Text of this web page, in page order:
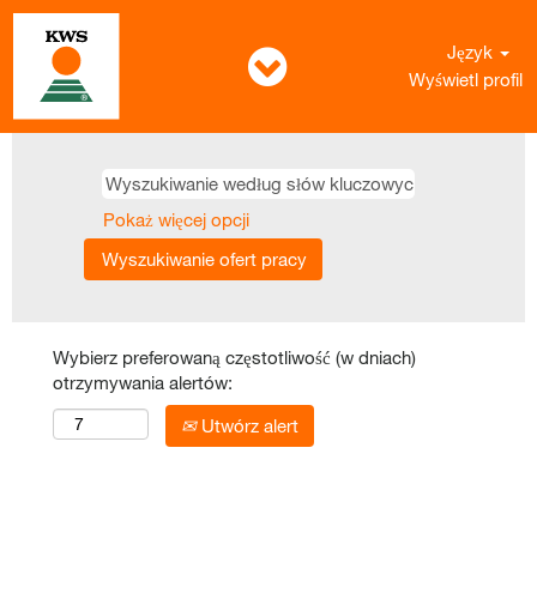
Język
Wyświetl profil
Pokaż więcej opcji
Wybierz preferowaną częstotliwość (w dniach)
otrzymywania alertów:
Utwórz alert